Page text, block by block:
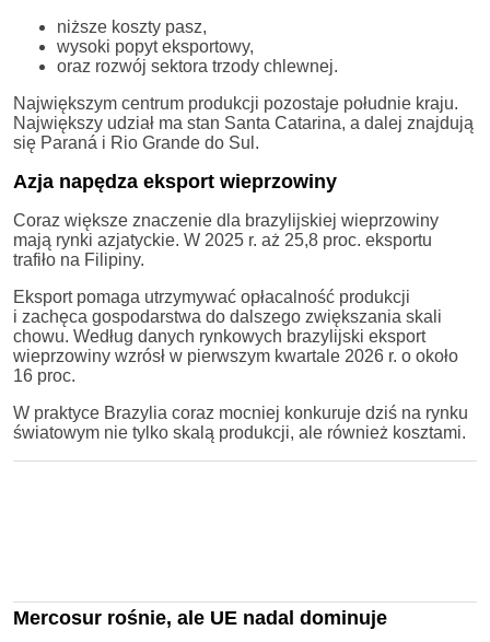
niższe koszty pasz,
wysoki popyt eksportowy,
oraz rozwój sektora trzody chlewnej.
Największym centrum produkcji pozostaje południe kraju.
Największy udział ma stan Santa Catarina, a dalej znajdują
się Paraná i Rio Grande do Sul.
Azja napędza eksport wieprzowiny
Coraz większe znaczenie dla brazylijskiej wieprzowiny
mają rynki azjatyckie. W 2025 r. aż 25,8 proc. eksportu
trafiło na Filipiny.
Eksport pomaga utrzymywać opłacalność produkcji
i zachęca gospodarstwa do dalszego zwiększania skali
chowu. Według danych rynkowych brazylijski eksport
wieprzowiny wzrósł w pierwszym kwartale 2026 r. o około
16 proc.
W praktyce Brazylia coraz mocniej konkuruje dziś na rynku
światowym nie tylko skalą produkcji, ale również kosztami.
Mercosur rośnie, ale UE nadal dominuje